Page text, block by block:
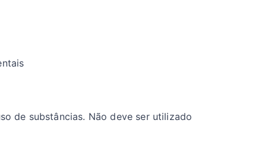
de substâncias. Não deve ser utilizado